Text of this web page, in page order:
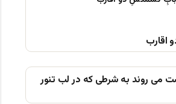
اقارب
می روند به شرطی که در لب تنور